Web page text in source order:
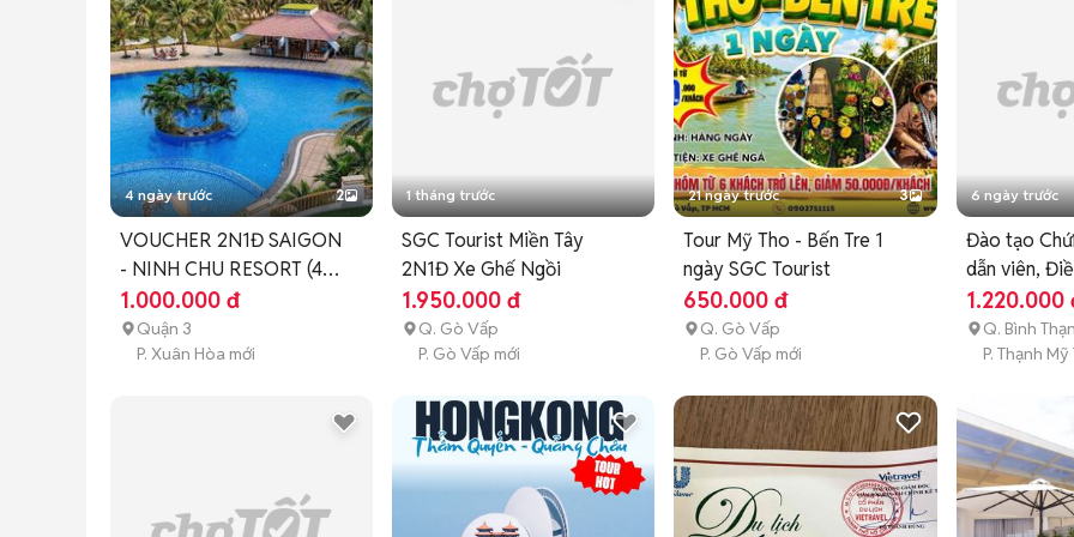
• 🥘 Các món ăn đặc sản địa phương tại Nam Cát Tiên & Madagui.
• 🌿 Không gian ẩm thực giữa thiên nhiên xanh mát.
👉 Inbox ngay để được tư vấn & giữ chỗ!
📞 Hotline: ***
📍 1147 Phan Văn Trị, P. Gò Vấp, TP.HCM
4 ngày trước 2
VOUCHER 2N1Đ SAIGON
- NINH CHU RESORT (4
SAO)
1.000.000 đ
Quận 3
P. Xuân Hòa mới
1 tháng trước
SGC Tourist Miền Tây
2N1Đ Xe Ghế Ngồi
1.950.000 đ
Q. Gò Vấp
P. Gò Vấp mới
21 ngày trước 3
Tour Mỹ Tho - Bến Tre 1
ngày SGC Tourist
650.000 đ
Q. Gò Vấp
P. Gò Vấp mới
6 ngày trước
Đào tạo
dẫn viên,
1.220.000
Q. Bình
P. Thạnh